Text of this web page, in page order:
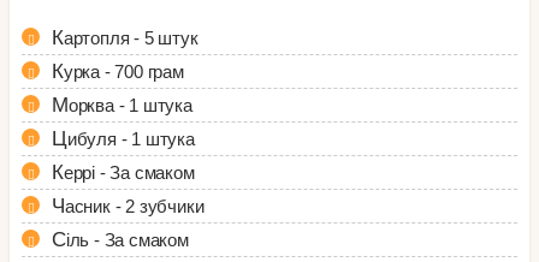
Картопля - 5 штук
Курка - 700 грам
Морква - 1 штука
Цибуля - 1 штука
Керрі - За смаком
Часник - 2 зубчики
Сіль - За смаком